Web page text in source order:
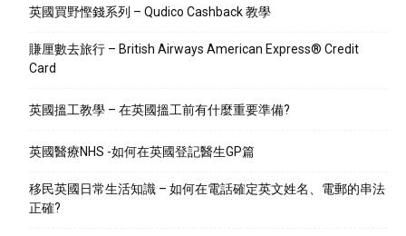
英國買野慳錢系列 – Qudico Cashback 教學
賺厘數去旅行 – British Airways American Express® Credit
Card
英國搵工教學 – 在英國搵工前有什麼重要準備?
英國醫療NHS -如何在英國登記醫生GP篇
移民英國日常生活知識 – 如何在電話確定英文姓名、電郵的串法
正確?